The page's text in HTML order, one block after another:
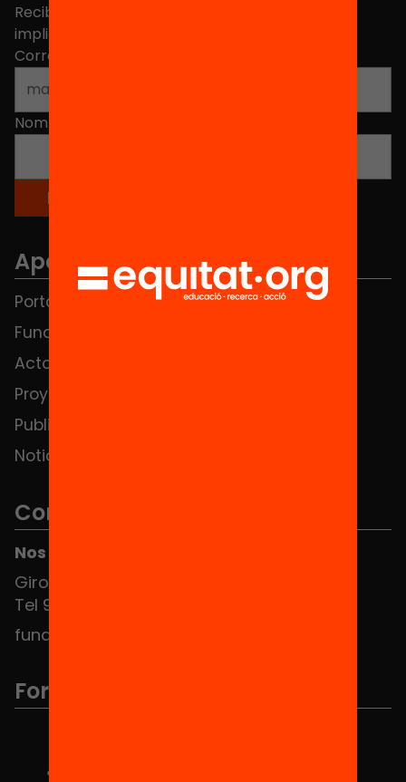
Recibe contenidos, iniciativas y proyectos para
implicarte.
Correo electrónico
Nombre
Apartados
Portada
Fundación
Actos
Proyectos
Publicaciones y vídeos
Noticias
FAQS
Contacto
Nos puedes encontrar en el HUB Social
Girona 34, interior 08010 Barcelona
Tel 934 588 700
fundacio@equitat.org
Formamos parte de...